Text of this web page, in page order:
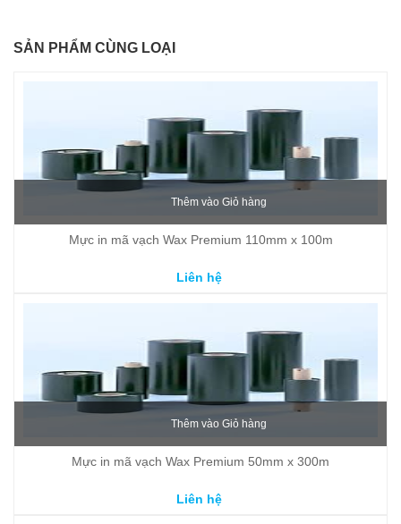
SẢN PHẨM CÙNG LOẠI
Thêm vào Giỏ hàng
Mực in mã vạch Wax Premium 110mm x 100m
Liên hệ
Thêm vào Giỏ hàng
Mực in mã vạch Wax Premium 50mm x 300m
Liên hệ